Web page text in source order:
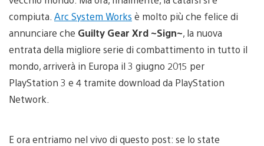
compiuta. Arc System Works è molto più che felice di
annunciare che Guilty Gear Xrd ~Sign~, la nuova
entrata della migliore serie di combattimento in tutto il
mondo, arriverà in Europa il 3 giugno 2015 per
PlayStation 3 e 4 tramite download da PlayStation
Network.
E ora entriamo nel vivo di questo post: se lo state